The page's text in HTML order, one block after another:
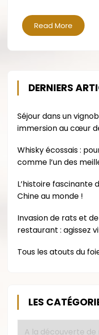
Read More
DERNIERS
Séjour dans un
immersion au cœur
Whisky écossais :
comme l’un des
L’histoire fascinante
Chine au monde !
Invasion de rats et
restaurant : agissez
Tous les atouts du
LES